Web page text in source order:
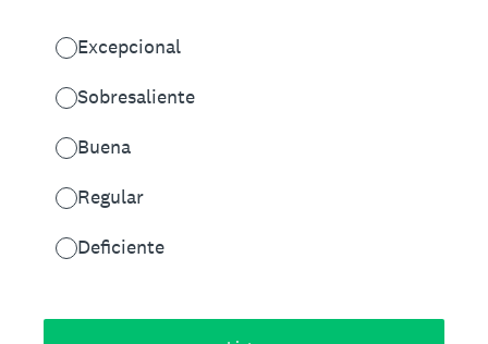
Excepcional
Sobresaliente
Buena
Regular
Deficiente